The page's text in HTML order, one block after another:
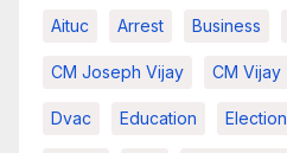
Aituc Arrest Business
CM Joseph Vijay CM Vijay
Dvac Education Election